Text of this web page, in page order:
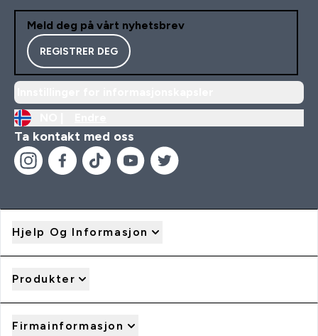
Meld deg på vårt nyhetsbrev
REGISTRER DEG
Ta kontakt med oss
Hjelp Og Informasjon
Produkter
Firmainformasjon